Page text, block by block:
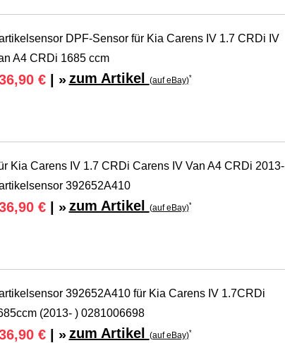
DPF-Sensor für Kia Carens IV 1.7 CRDi IV
A4 CRDi 1685 ccm
€| » zum Artikel (auf eBay)*
Kia Carens IV 1.7 CRDi Carens IV Van A4 CRDi 2013-
392652A410
€| » zum Artikel (auf eBay)*
392652A410 für Kia Carens IV 1.7CRDi
(2013- ) 0281006698
€| » zum Artikel (auf eBay)*